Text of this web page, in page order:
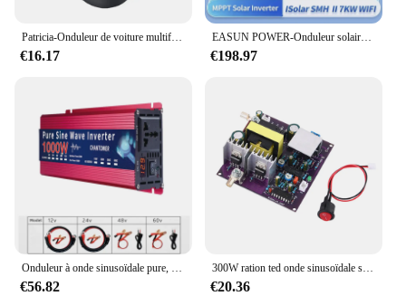
Patricia-Onduleur de voiture multifonctionnel, adaptateur de conversion, charge rapide, prises d'affichage LED, DC 12V, 24V à AC 200 V, 220 W
€16.17
EASUN POWER-Onduleur solaire hybride à onde sinusoïdale pure MPPT, 7kW, 4,2 kW, 3,2 kW, feckW, 12V, 24V, 48V, 220V, chargeur solaire domestique
€198.97
Onduleur à onde sinusoïdale pure, convertisseur de tension portable DC à AC, onduleur solaire de voiture, 12V, 220V, 24V, 110V, 2000W, 3000W, 4000W, 5000W
€56.82
300W ration ted onde sinusoïdale sortie 50Hz onduleur 12V à 220V onduleur alimentation stockage d'énergie DC-AC Boost circuit imprimé
€20.36